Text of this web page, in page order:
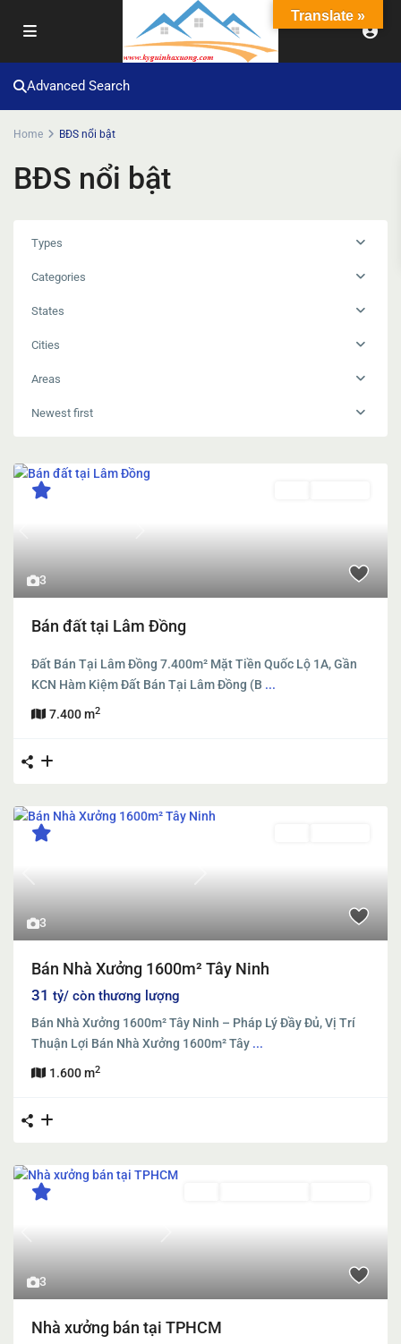
Advanced Search
Home BĐS nổi bật
BĐS nổi bật
Types
Categories
States
Cities
Areas
Newest first
3
Previous Next
Bán đất tại Lâm Đồng
Đất Bán Tại Lâm Đồng 7.400m² Mặt Tiền Quốc Lộ 1A, Gần
KCN Hàm Kiệm Đất Bán Tại Lâm Đồng (B ...
7.400 m2
3
Previous Next
Bán Nhà Xưởng 1600m² Tây Ninh
31 tỷ/ còn thương lượng
Bán Nhà Xưởng 1600m² Tây Ninh – Pháp Lý Đầy Đủ, Vị Trí
Thuận Lợi Bán Nhà Xưởng 1600m² Tây ...
1.600 m2
3
Previous Next
Nhà xưởng bán tại TPHCM
Translate »